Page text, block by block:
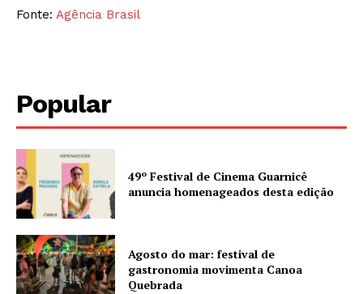
Fonte: Agência Brasil
Popular
49º Festival de Cinema Guarnicê
anuncia homenageados desta edição
Agosto do mar: festival de
gastronomia movimenta Canoa
Quebrada